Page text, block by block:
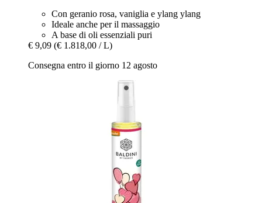
Con geranio rosa, vaniglia e ylang ylang
Ideale anche per il massaggio
A base di oli essenziali puri
€ 9,09 (€ 1.818,00 / L)
Consegna entro il giorno 12 agosto